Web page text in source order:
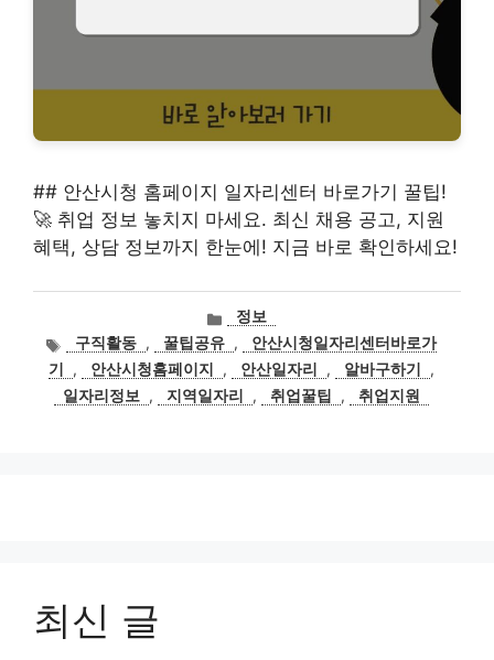
## 안산시청 홈페이지 일자리센터 바로가기 꿀팁!
🚀 취업 정보 놓치지 마세요. 최신 채용 공고, 지원
혜택, 상담 정보까지 한눈에! 지금 바로 확인하세요!
카
고
리
정보
태구직활동 , 꿀팁공유 ,
안산시청일자리센터바로가
기
, 안산시청홈페이지 , 안산일자리 , 알바구하기
,
일자리정보
, 지역일자리 , 취업꿀팁 , 취업지원
최신 글